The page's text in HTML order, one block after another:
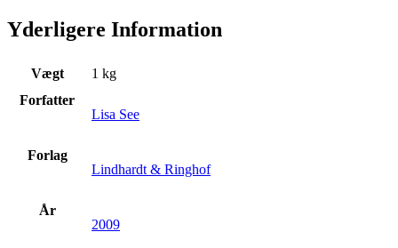
Yderligere Information
Vægt
1 kg
Forfatter
Lisa See
Forlag
Lindhardt & Ringhof
År
2009